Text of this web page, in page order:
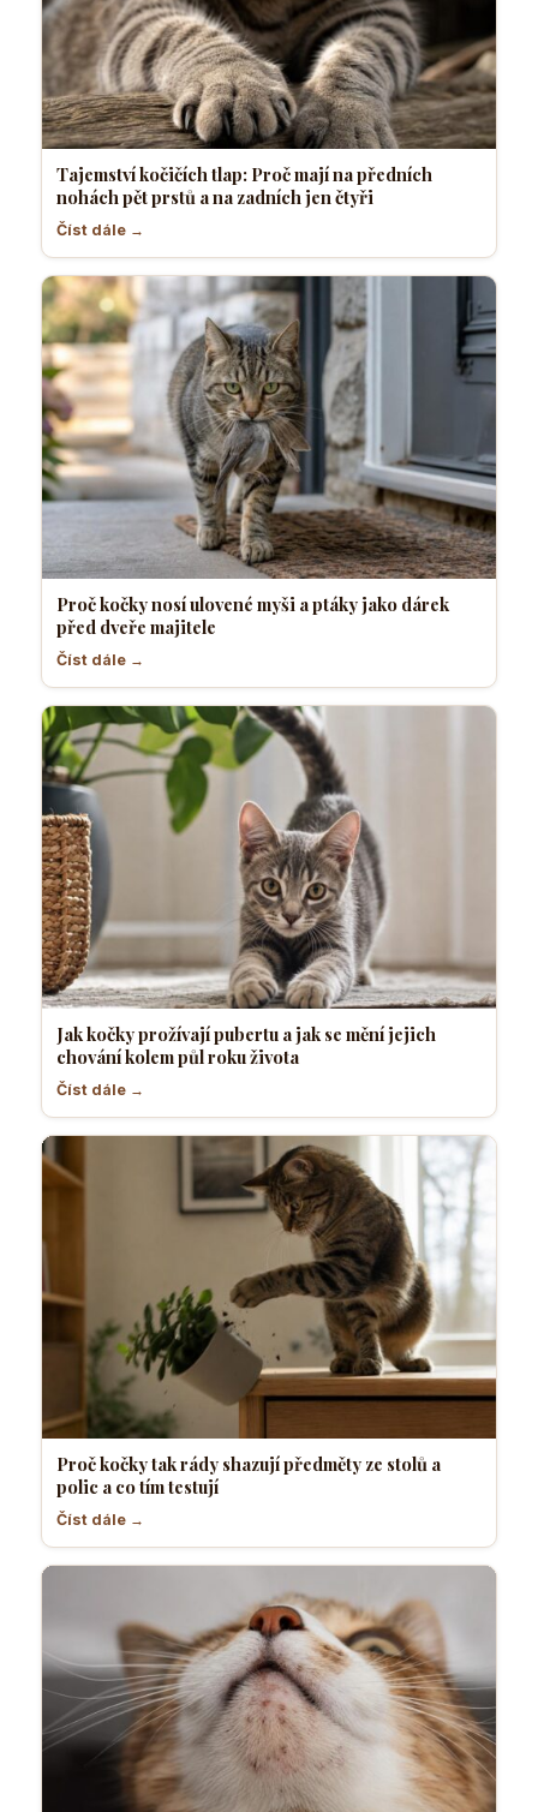
Tajemství kočičích tlap: Proč mají na předních
nohách pět prstů a na zadních jen čtyři
Číst dále →
Proč kočky nosí ulovené myši a ptáky jako dárek
před dveře majitele
Číst dále →
Jak kočky prožívají pubertu a jak se mění jejich
chování kolem půl roku života
Číst dále →
Proč kočky tak rády shazují předměty ze stolů a
polic a co tím testují
Číst dále →